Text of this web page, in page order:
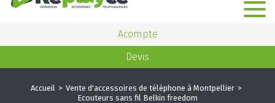
Acompte
Devis
Accueil
Vente d'accessoires de téléphone à Montpellier
Ecouteurs sans fil Belkin freedom